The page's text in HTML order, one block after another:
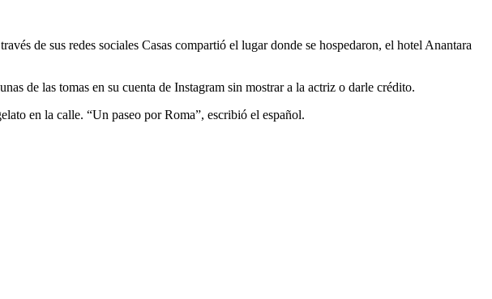
de sus redes sociales Casas compartió el lugar donde se hospedaron, el hotel Anantara
de las tomas en su cuenta de Instagram sin mostrar a la actriz o darle crédito.
en la calle. “Un paseo por Roma”, escribió el español.